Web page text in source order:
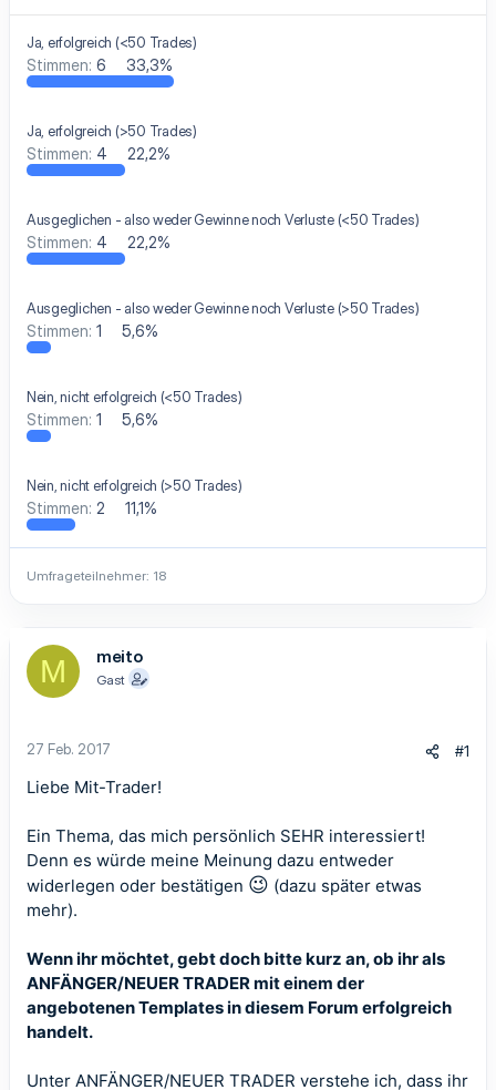
Ja, erfolgreich (<50 Trades)
Stimmen: 6 33,3%
Ja, erfolgreich (>50 Trades)
Stimmen: 4 22,2%
Ausgeglichen - also weder Gewinne noch Verluste (<50 Trades)
Stimmen: 4 22,2%
Ausgeglichen - also weder Gewinne noch Verluste (>50 Trades)
Stimmen: 1 5,6%
Nein, nicht erfolgreich (<50 Trades)
Stimmen: 1 5,6%
Nein, nicht erfolgreich (>50 Trades)
Stimmen: 2 11,1%
Umfrageteilnehmer 18
M meito
Gast
27 Feb. 2017 #1
Liebe Mit-Trader!
Ein Thema, das mich persönlich SEHR interessiert!
Denn es würde meine Meinung dazu entweder
widerlegen oder bestätigen 😉 (dazu später etwas
mehr).
Wenn ihr möchtet, gebt doch bitte kurz an, ob ihr als
ANFÄNGER/NEUER TRADER mit einem der
angebotenen Templates in diesem Forum erfolgreich
handelt.
Unter ANFÄNGER/NEUER TRADER verstehe ich, dass ihr